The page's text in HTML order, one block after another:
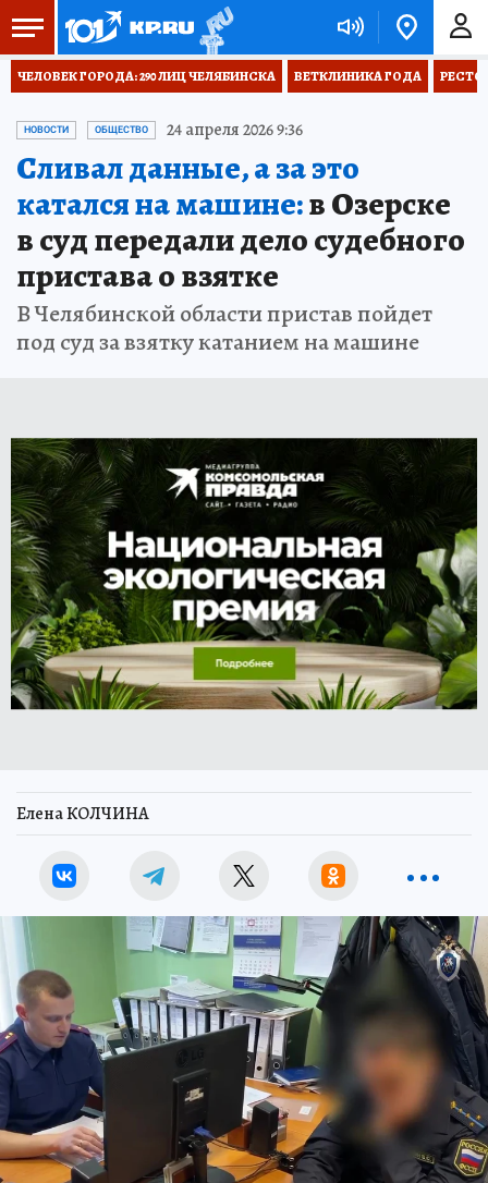
ЧЕЛОВЕК ГОРОДА: 290 ЛИЦ ЧЕЛЯБИНСКА ВЕТКЛИНИКА ГОДА
НОВОСТИ ОБЩЕСТВО 24 апреля 2026 9:36
Сливал данные, а за это
катался на машине:в Озерске
в суд передали дело судебного
пристава о взятке
В Челябинской области пристав пойдет
под суд за взятку катанием на машине
Елена КОЛЧИНА